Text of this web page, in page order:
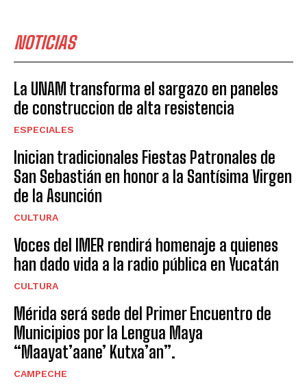
NOTICIAS
La UNAM transforma el sargazo en paneles
de construccion de alta resistencia
ESPECIALES
Inician tradicionales Fiestas Patronales de
San Sebastián en honor a la Santísima Virgen
de la Asunción
CULTURA
Voces del IMER rendirá homenaje a quienes
han dado vida a la radio pública en Yucatán
CULTURA
Mérida será sede del Primer Encuentro de
Municipios por la Lengua Maya
“Maayat’aane’ Kutxa’an”.
CAMPECHE